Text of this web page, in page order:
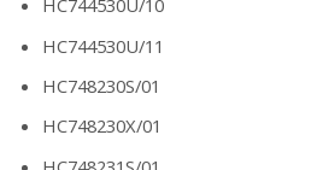
HC744530U/10
HC744530U/11
HC748230S/01
HC748230X/01